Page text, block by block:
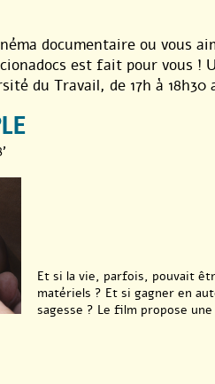
documentaire ou vous
est fait pour vous !
du Travail, de 17h à
Et si la vie, parfois, pouvait
matériels ? Et si gagner en
sagesse ? Le film propose